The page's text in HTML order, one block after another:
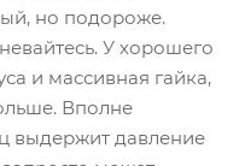
но подороже.
У хорошего
и массивная гайка,
Вполне
выдержит давление